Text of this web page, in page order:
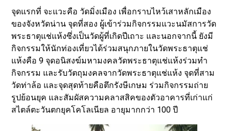
จุดแรกที่ จะแวะคือ วัดมิ่งเมือง เพื่อกราบไหว้เสาหลักเมือง
ของจังหวัดน่าน จุดที่สอง ผู้เข้าร่วมกิจกรรมแวะนมัสการวัด
พระธาตุแช่แห้งซึ่งเป็นวัดผู้ที่เกิดปีเถาะ และนอกจากนี้ ยังมี
กิจกรรมให้นักท่องเที่ยวได้ร่วมสนุกภายในวัดพระธาตุแช่
แห้งคือ 9 จุดอนิสงฆ์มหามงคลวัดพระธาตุแช่แห้งร่วมทำ
กิจกรรม และรับวัตถุมงคลจากวัดพระธาตุแช่แห้ง จุดที่สาม
วัดท่าล้อ และจุดสุดท้ายคือตึกรังษีเกษม ร่วมกิจกรรมถ่าย
รูปย้อนยุค และสัมผัสความคลาสสิคของตัวอาคารที่เก่าแก่
สไตล์ตะวันตกยุคโคโลเนียล อายุมากกว่า 100 ปี